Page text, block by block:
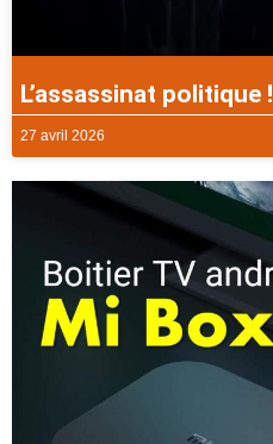
L’assassinat politique !
27 avril 2026